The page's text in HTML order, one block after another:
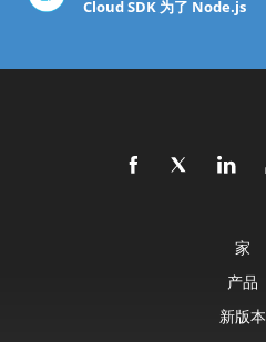
Cloud SDK 为了 Node.js
家
产品
新版本